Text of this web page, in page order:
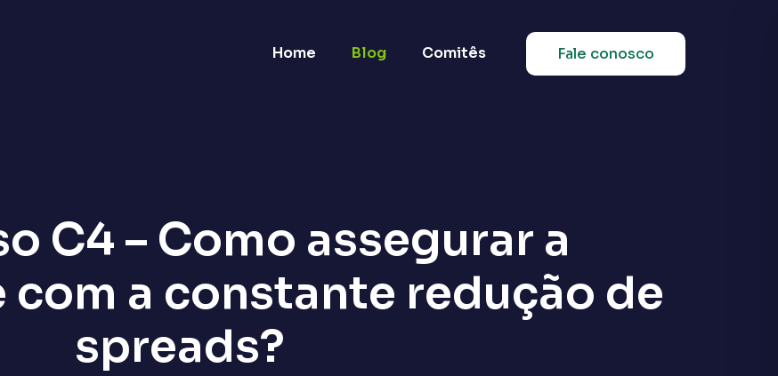
Home Blog Comitês Fale conosco
C4 – Como assegurar a
a constante redução de
spreads?